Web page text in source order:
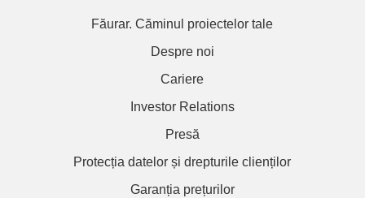
Făurar. Căminul proiectelor tale
Despre noi
Cariere
Investor Relations
Presă
Protecția datelor și drepturile clienților
Garanția prețurilor